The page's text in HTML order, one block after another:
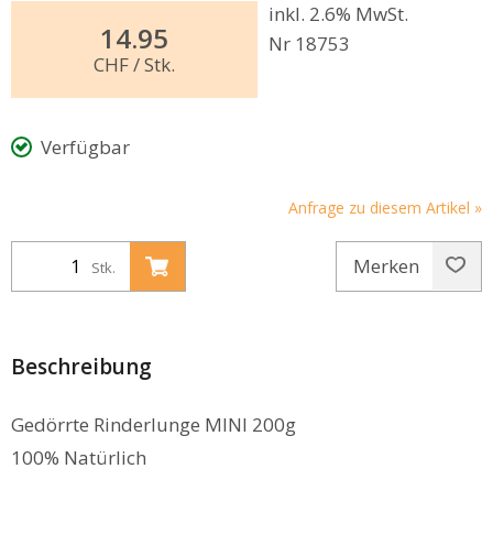
14.95
CHF/ Stk.
inkl. 2.6% MwSt.
Nr 18753
Verfügbar
Anfrage zu diesem Artikel »
Stk. Merken
Beschreibung
Gedörrte Rinderlunge MINI 200g
100% Natürlich